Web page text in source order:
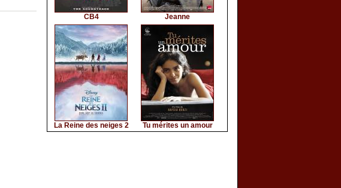
CB4 Jeanne
La Reine des neiges 2 Tu mérites un amour